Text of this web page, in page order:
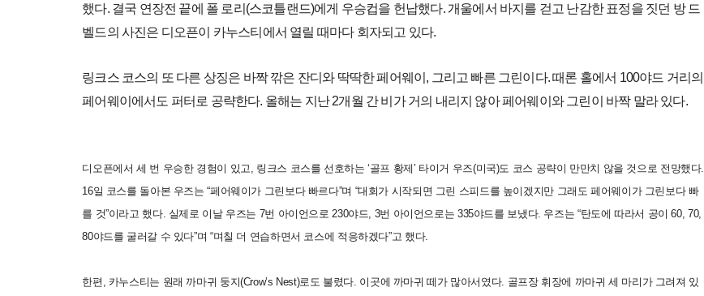
했다. 결국 연장전 끝에 폴 로리(스코틀랜드)에게 우승컵을 헌납했다. 개울에서 바지를 걷고 난감한 표정을 짓던 방 드
벨드의 사진은 디오픈이 카누스티에서 열릴 때마다 회자되고 있다.
링크스 코스의 또 다른 상징은 바짝 깎은 잔디와 딱딱한 페어웨이, 그리고 빠른 그린이다. 때론 홀에서 100야드 거리의
페어웨이에서도 퍼터로 공략한다. 올해는 지난 2개월 간 비가 거의 내리지 않아 페어웨이와 그린이 바짝 말라 있다.
디오픈에서 세 번 우승한 경험이 있고, 링크스 코스를 선호하는 ‘골프 황제’ 타이거 우즈(미국)도 코스 공략이 만만치 않을 것으로 전망했다.
16일 코스를 돌아본 우즈는 “페어웨이가 그린보다 빠르다”며 “대회가 시작되면 그린 스피드를 높이겠지만 그래도 페어웨이가 그린보다 빠
를 것”이라고 했다. 실제로 이날 우즈는 7번 아이언으로 230야드, 3번 아이언으로는 335야드를 보냈다. 우즈는 “탄도에 따라서 공이 60, 70,
80야드를 굴러갈 수 있다”며 “며칠 더 연습하면서 코스에 적응하겠다”고 했다.
한편, 카누스티는 원래 까마귀 둥지(Crow’s Nest)로도 불렸다. 이곳에 까마귀 떼가 많아서였다. 골프장 휘장에 까마귀 세 마리가 그려져 있